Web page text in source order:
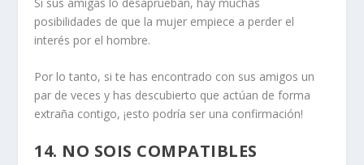
posibilidades de que la mujer empiece a perder el
interés por el hombre.
Por lo tanto, si te has encontrado con sus amigos un
par de veces y has descubierto que actúan de forma
extraña contigo, ¡esto podría ser una confirmación!
14. NO SOIS COMPATIBLES